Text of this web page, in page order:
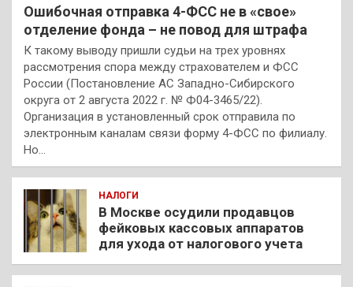
Ошибочная отправка 4-ФСС не в «свое»
отделение фонда – не повод для штрафа
К такому выводу пришли судьи на трех уровнях
рассмотрения спора между страхователем и ФСС
России (Постановление АС Западно-Сибирского
округа от 2 августа 2022 г. № Ф04-3465/22).
Организация в установленный срок отправила по
электронным каналам связи форму 4-ФСС по филиалу.
Но…
НАЛОГИ
В Москве осудили продавцов
фейковых кассовых аппаратов
для ухода от налогового учета